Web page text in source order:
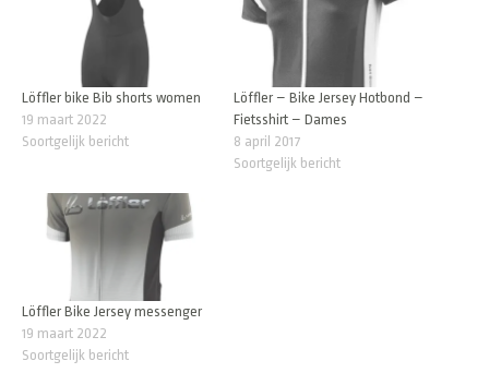
Löffler bike Bib shorts women
19 maart 2022
Soortgelijk bericht
Löffler – Bike Jersey Hotbond –
Fietsshirt – Dames
8 april 2017
Soortgelijk bericht
Löffler Bike Jersey messenger
19 maart 2022
Soortgelijk bericht